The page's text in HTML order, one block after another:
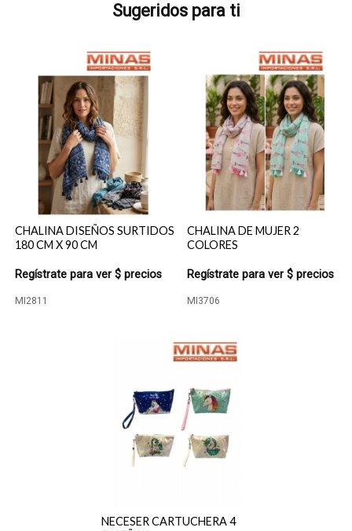
Sugeridos para ti
CHALINA DISEÑOS SURTIDOS
180 CM X 90 CM
Regístrate para ver $ precios
MI2811
CHALINA DE MUJER 2
COLORES
Regístrate para ver $ precios
MI3706
NECESER CARTUCHERA 4